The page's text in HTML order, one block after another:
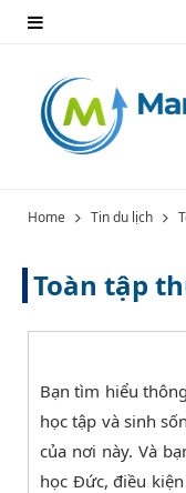
Home Tin du lịch
Toàn tập
Bạn tìm hiểu
học tập và sinh
của nơi này. Và
học Đức, điều